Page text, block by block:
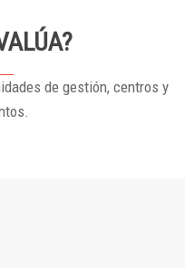
de gestión, centros y